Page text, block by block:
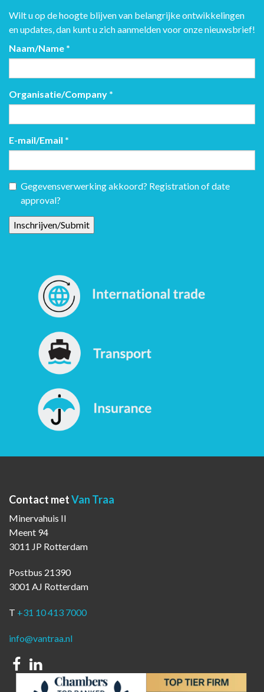
Wilt u op de hoogte blijven van belangrijke ontwikkelingen
en updates, dan kunt u zich aanmelden voor onze nieuwsbrief!
Naam/Name *
Organisatie/Company *
E-mail/Email *
Gegevensverwerking akkoord? Registration of date
approval?
Contact metVan Traa
Minervahuis II
Meent 94
3011 JP Rotterdam
Postbus 21390
3001 AJ Rotterdam
T +31 10 413 7000
info@vantraa.nl
Facebook
Linkedin